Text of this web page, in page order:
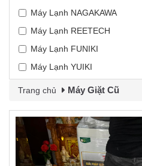
Máy Lạnh NAGAKAWA
Máy Lạnh REETECH
Máy Lạnh FUNIKI
Máy Lạnh YUIKI
Trang chủ Máy Giặt Cũ